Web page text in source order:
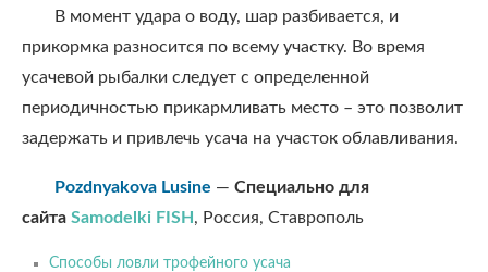
В момент удара о воду, шар разбивается, и
прикормка разносится по всему участку. Во время
усачевой рыбалки следует с определенной
периодичностью прикармливать место – это позволит
задержать и привлечь усача на участок облавливания.
Pozdnyakova Lusine — Специально для
сайта Samodelki FISH , Россия, Ставрополь
Способы ловли трофейного усача